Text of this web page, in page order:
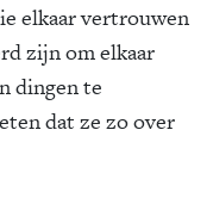
elkaar vertrouwen
zijn om elkaar
dingen te
dat ze zo over